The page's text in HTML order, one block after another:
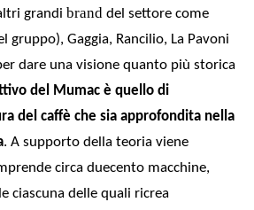
grandi brand del settore come
gruppo), Gaggia, Rancilio, La Pavoni
dare una visione quanto più storica
del Mumac è quello di
del caffè che sia approfondita nella
. A supporto della teoria viene
circa duecento macchine,
ciascuna delle quali ricrea